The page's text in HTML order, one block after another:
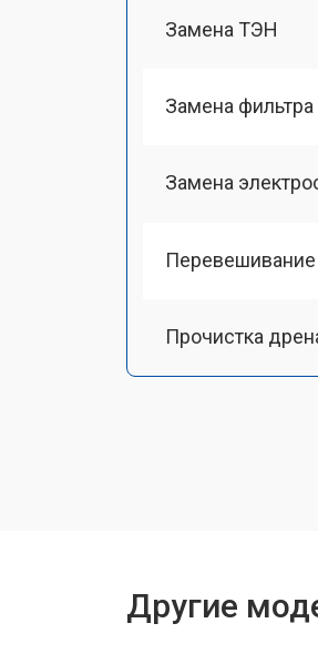
Замена ТЭН
Замена
Замена
Прочистка
Другие